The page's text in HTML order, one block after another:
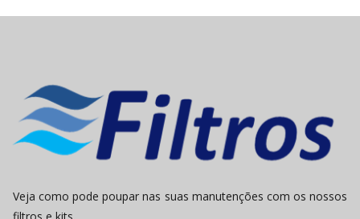
Veja como pode poupar nas suas manutenções com os nossos